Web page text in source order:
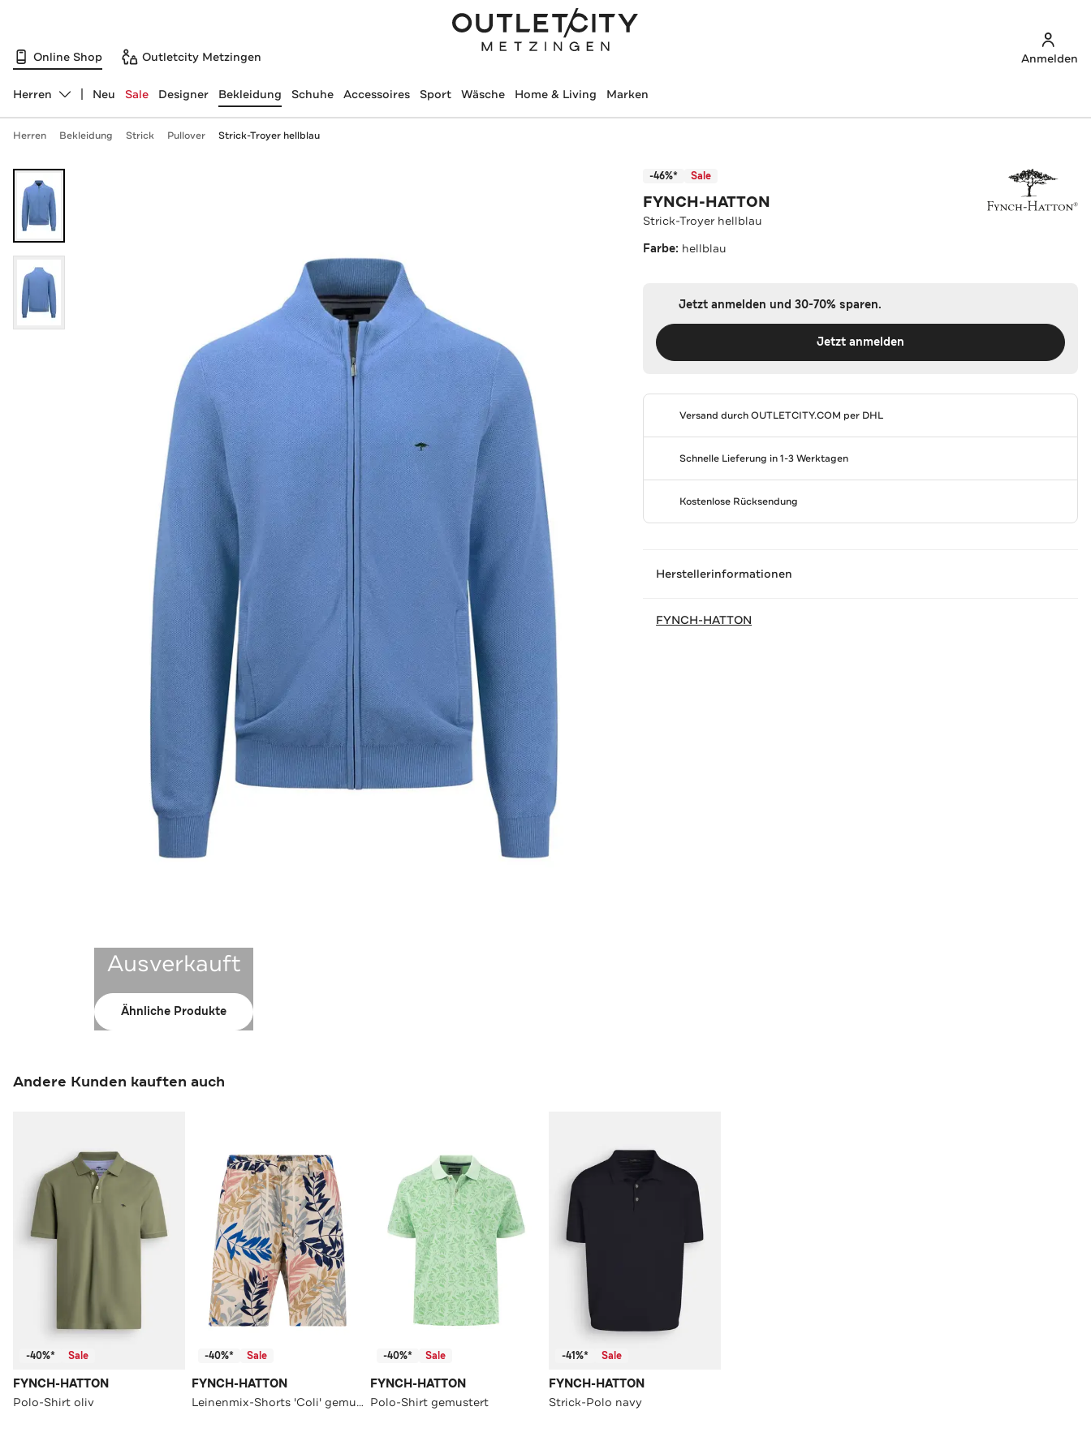
Online Shop Outletcity Metzingen Anmelden
Abteilung ändern, ausgewählt:
Herren Neu Sale Designer Bekleidung Schuhe Accessoires Sport Wäsche Home & Living Marken
Herren Bekleidung Strick Pullover Strick-Troyer hellblau
Ausverkauft
Ähnliche Produkte
-46%* Sale
FYNCH-HATTON
Strick-Troyer hellblau
Farbe: hellblau
Jetzt anmelden und 30-70% sparen.
Jetzt anmelden
Versand durchOUTLETCITY.COM per DHL
Schnelle Lieferung in 1-3 Werktagen
Kostenlose Rücksendung
Herstellerinformationen
FYNCH-HATTON
Andere Kunden kauften auch
-40%* Sale
FYNCH-HATTON
Polo-Shirt oliv
-40%* Sale
FYNCH-HATTON
Leinenmix-Shorts 'Coli' gemustert
-40%* Sale
FYNCH-HATTON
Polo-Shirt gemustert
-41%* Sale
FYNCH-HATTON
Strick-Polo navy